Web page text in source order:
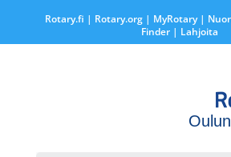
Rotary.fi | Rotary.org| MyRotary |
Finder| Lahjoita